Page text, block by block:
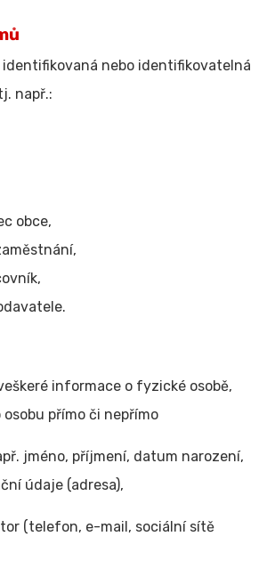
nebo identifikovatelná
např.:
obce,
informace o fyzické osobě,
přímo či nepřímo
jméno, příjmení, datum narození,
údaje (adresa),
(telefon, e-mail, sociální sítě